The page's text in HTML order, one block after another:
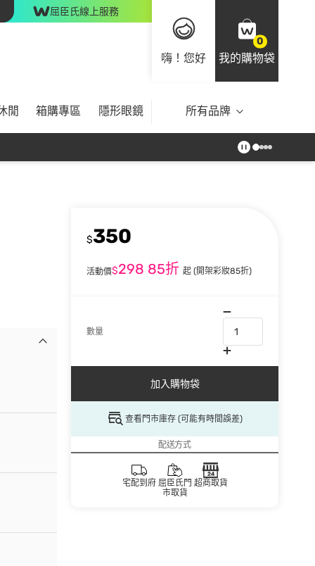
屈臣氏線上服務
嗨！您好
0
我的購物袋
閒 箱購專區 隱形眼鏡 所有品牌
$350
活動價$298 85折 起 (開架彩妝85折)
數量
加入購物袋
查看門市庫存 (可能有時間誤差)
配送方式
宅配到府 屈臣氏門
市取貨
超商取貨